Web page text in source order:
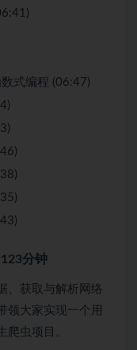
式编程 (06:47)
分钟
、获取与解析网络
领大家实现一个用
爬虫项目。